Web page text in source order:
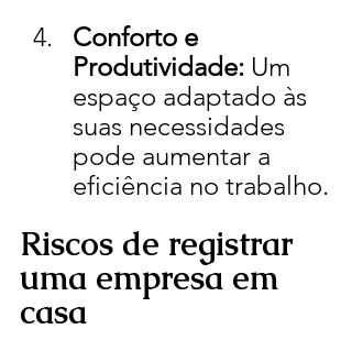
Conforto e
Produtividade: Um
espaço adaptado às
suas necessidades
pode aumentar a
eficiência no trabalho.
Riscos de registrar
uma empresa em
casa